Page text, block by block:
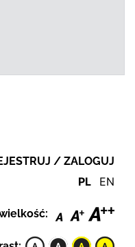
/ ZALOGUJ
PL EN